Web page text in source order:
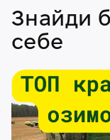
Знайди
себе